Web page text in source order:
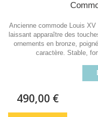
Ancienne commode Louis
laissant apparaître des
ornements en bronze,
caractère. Stable,
490,00 €